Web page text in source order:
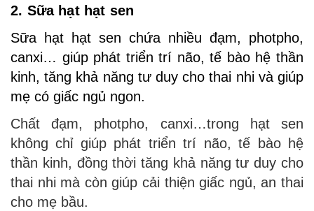
2. Sữa hạt hạt sen
Sữa hạt hạt sen chứa nhiều đạm, photpho,
canxi… giúp phát triển trí não, tế bào hệ thần
kinh, tăng khả năng tư duy cho thai nhi và giúp
mẹ có giấc ngủ ngon.
Chất đạm, photpho, canxi…trong hạt sen
không chỉ giúp phát triển trí não, tế bào hệ
thần kinh, đồng thời tăng khả năng tư duy cho
thai nhi mà còn giúp cải thiện giấc ngủ, an thai
cho mẹ bầu.